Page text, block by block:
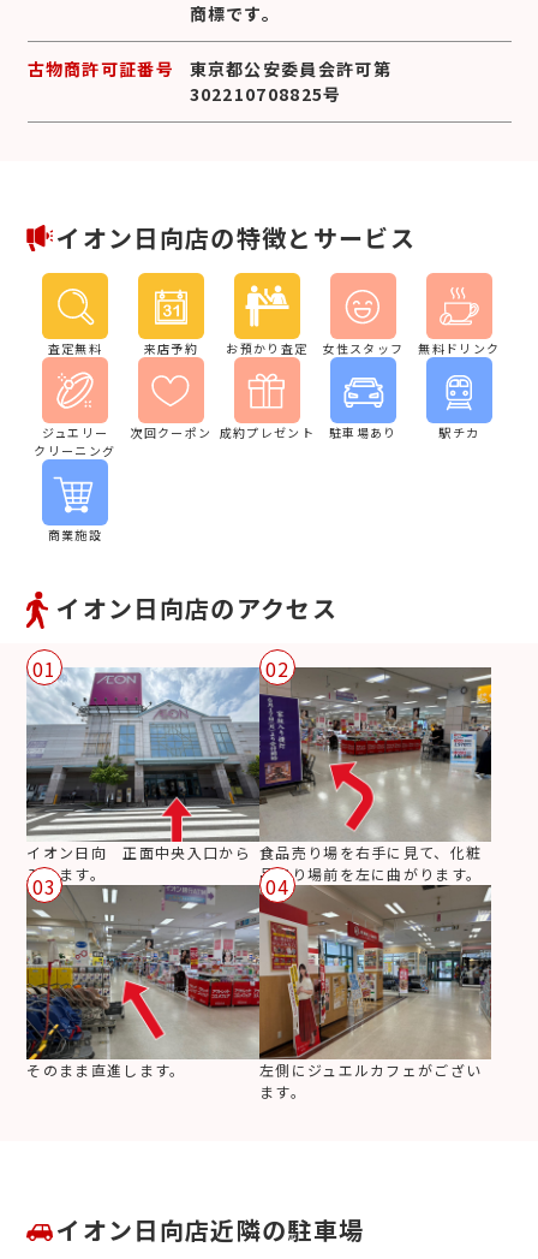
商標です。
古物商許可証番号
東京都公安委員会許可第
302210708825号
イオン日向店の特徴とサービス
査定無料 来店予約 お預かり査定 女性スタッフ 無料ドリンク
ジュエリー
クリーニング
次回クーポン 成約プレゼント 駐車場あり 駅チカ
商業施設
イオン日向店のアクセス
01
イオン日向 正面中央入口から
入ります。
02
食品売り場を右手に見て、化粧
品売り場前を左に曲がります。
03
そのまま直進します。
04
左側にジュエルカフェがござい
ます。
イオン日向店近隣の駐車場